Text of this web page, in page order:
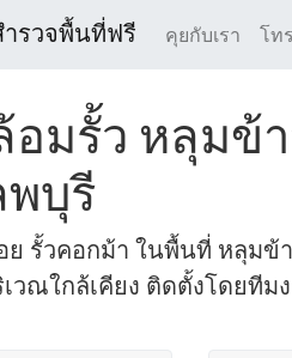
ำรวจพื้นที่ฟรี คุยกับเรา โท
อมรั้ว หลุมข้
พบุรี
ย รั้วคอกม้า ในพื้นที่ หลุมข้
วณใกล้เคียง ติดตั้งโดยทีม